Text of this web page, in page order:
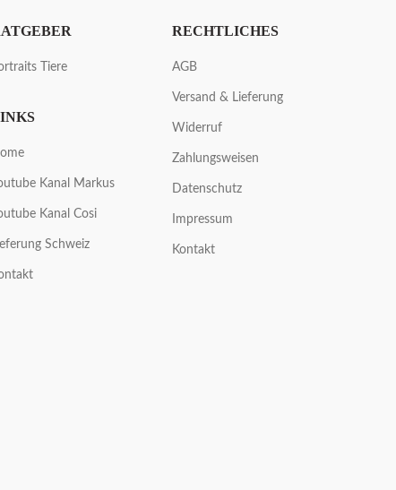
Tiere
Kanal Markus
Kanal Cosi
Schweiz
RECHTLICHES
AGB
Versand & Lieferung
Widerruf
Zahlungsweisen
Datenschutz
Impressum
Kontakt